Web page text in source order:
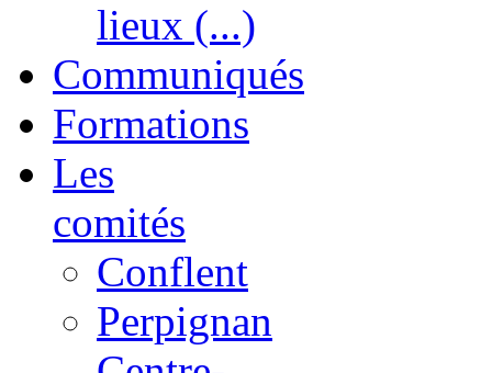
lieux (...)
Communiqués
Formations
Les
comités
Conflent
Perpignan